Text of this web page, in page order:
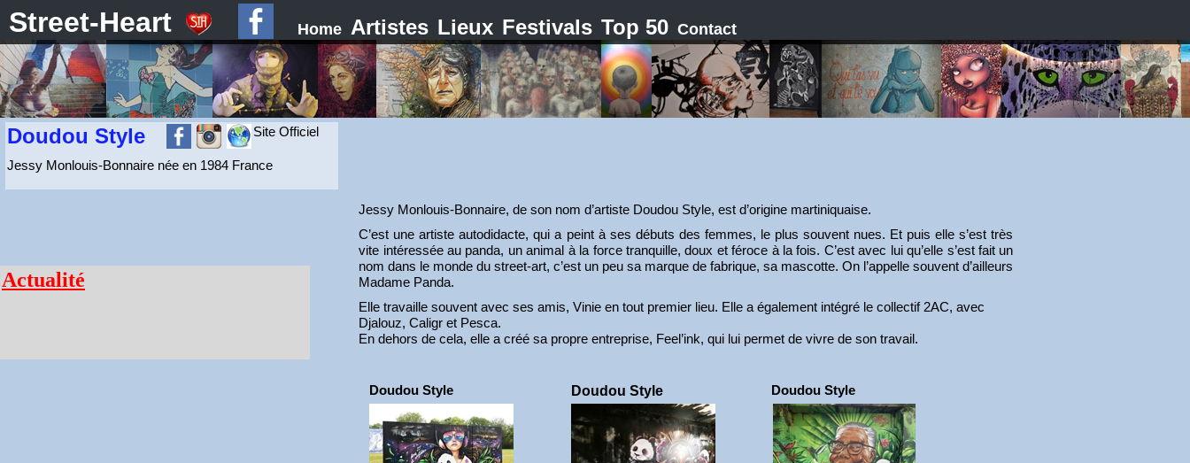
Actualité
Street-Heart Home Artistes Lieux Festivals Top 50 Contact
Doudou Style Site Officiel
Jessy Monlouis-Bonnaire née en 1984 France
Jessy Monlouis-Bonnaire, de son nom d’artiste Doudou Style, est d’origine martiniquaise.
C’est une artiste autodidacte, qui a peint à ses débuts des femmes, le plus souvent nues. Et puis elle s’est très
vite intéressée au panda, un animal à la force tranquille, doux et féroce à la fois. C’est avec lui qu’elle s’est fait un
nom dans le monde du street-art, c’est un peu sa marque de fabrique, sa mascotte. On l’appelle souvent d’ailleurs
Madame Panda.
Elle travaille souvent avec ses amis, Vinie en tout premier lieu. Elle a également intégré le collectif 2AC, avec
Djalouz, Caligr et Pesca.
En dehors de cela, elle a créé sa propre entreprise, Feel’ink, qui lui permet de vivre de son travail.
Doudou Style Doudou Style Doudou Style